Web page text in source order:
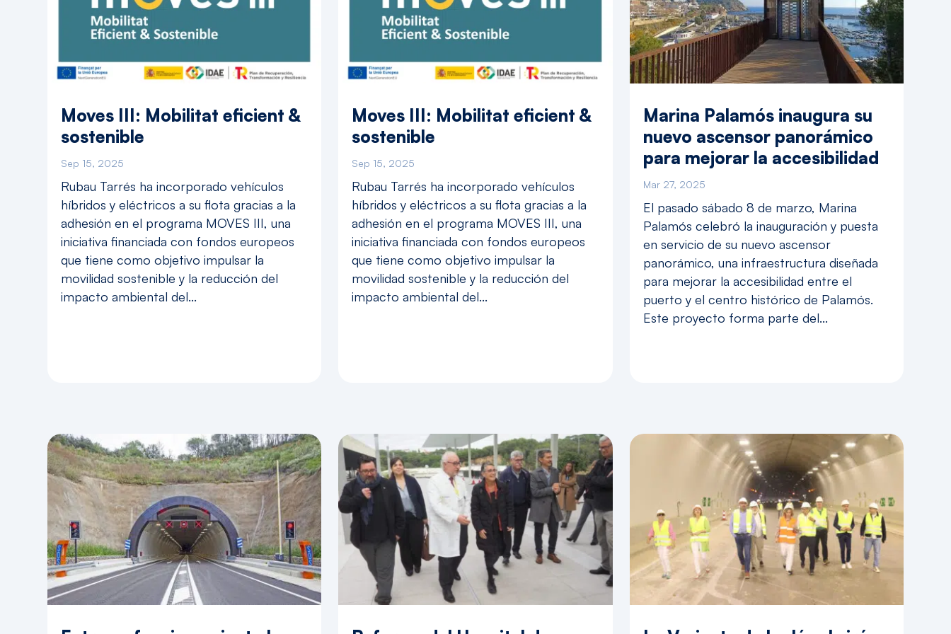
Moves III: Mobilitat eficient &
sostenible
Sep 15, 2025
Rubau Tarrés ha incorporado vehículos
híbridos y eléctricos a su flota gracias a la
adhesión en el programa MOVES III, una
iniciativa financiada con fondos europeos
que tiene como objetivo impulsar la
movilidad sostenible y la reducción del
impacto ambiental del...
Moves III: Mobilitat eficient &
sostenible
Sep 15, 2025
Rubau Tarrés ha incorporado vehículos
híbridos y eléctricos a su flota gracias a la
adhesión en el programa MOVES III, una
iniciativa financiada con fondos europeos
que tiene como objetivo impulsar la
movilidad sostenible y la reducción del
impacto ambiental del...
Marina Palamós inaugura su
nuevo ascensor panorámico
para mejorar la accesibilidad
Mar 27, 2025
El pasado sábado 8 de marzo, Marina
Palamós celebró la inauguración y puesta
en servicio de su nuevo ascensor
panorámico, una infraestructura diseñada
para mejorar la accesibilidad entre el
puerto y el centro histórico de Palamós.
Este proyecto forma parte del...